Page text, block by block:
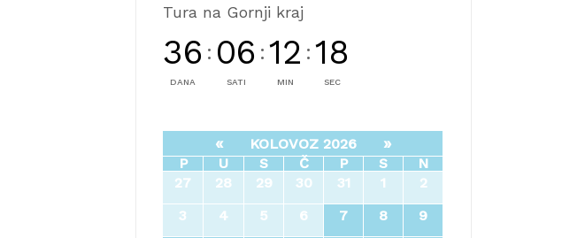
Tura na Gornji kraj
36
DANA
: 06
SATI
: 12
MIN
: 17
SEC
« KOLOVOZ 2026 »
P U S Č P S
N
27
28 29 30 31 1
2
3
4 5 6 7 8
9